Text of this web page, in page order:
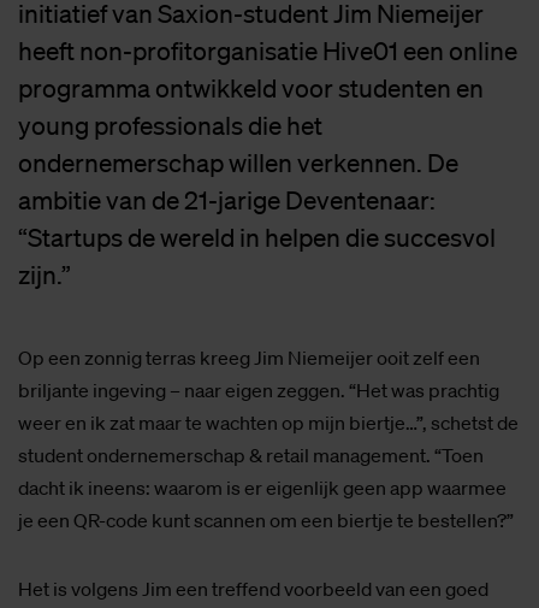
initiatief van Saxion-student Jim Niemeijer
heeft non-profitorganisatie Hive01 een online
programma ontwikkeld voor studenten en
young professionals die het
ondernemerschap willen verkennen. De
ambitie van de 21-jarige Deventenaar:
“Startups de wereld in helpen die succesvol
zijn.”
Op een zonnig terras kreeg Jim Niemeijer ooit zelf een
briljante ingeving – naar eigen zeggen. “Het was prachtig
weer en ik zat maar te wachten op mijn biertje…”, schetst de
student ondernemerschap & retail management. “Toen
dacht ik ineens: waarom is er eigenlijk geen app waarmee
je een QR-code kunt scannen om een biertje te bestellen?”
Het is volgens Jim een treffend voorbeeld van een goed